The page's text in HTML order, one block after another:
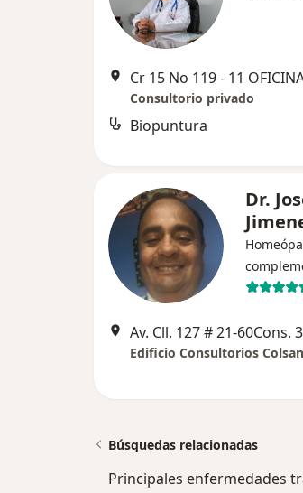
Consultorio privado
Biopuntura
Dr.
Av. Cll. 127 # 21-60Cons.
Edificio Consultorios
Búsquedas relacionadas
Principales enfermedades